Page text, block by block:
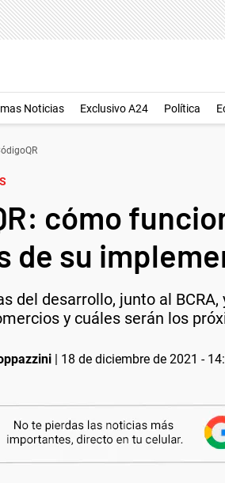
Noticias Exclusivo A24 Política
cómo
de su
del desarrollo, junto al
y cuáles serán los
| 18 de diciembre de 2021 -